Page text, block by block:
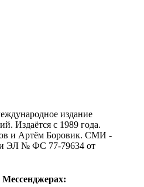
издание
Издаётся с 1989 года.
и Артём Боровик. CМИ -
ЭЛ № ФС 77-79634 от